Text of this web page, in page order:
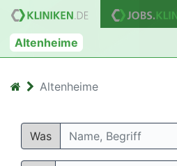
Altenheime
Altenheime
Was